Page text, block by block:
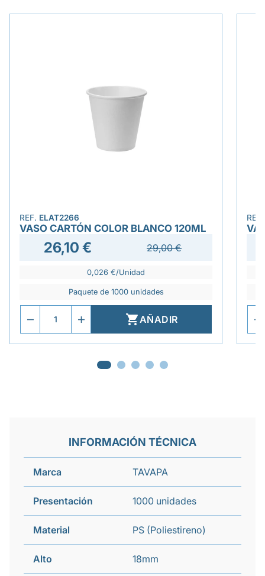
REF. ELAT2266
VASO CARTÓN COLOR BLANCO 120ML
26,10 € 29,00 €
0,026 €/Unidad
Paquete de 1000 unidades
AÑADIR
INFORMACIÓN TÉCNICA
Marca TAVAPA
Presentación 1000 unidades
Material PS (Poliestireno)
Alto 18mm